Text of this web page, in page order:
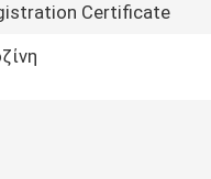
Certificate